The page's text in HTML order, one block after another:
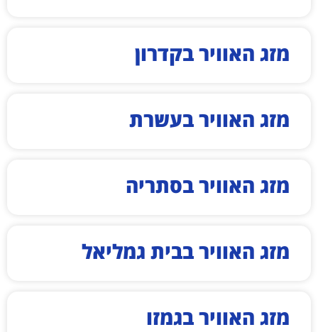
מזג האוויר בקדרון
מזג האוויר בעשרת
מזג האוויר בסתריה
מזג האוויר בבית גמליאל
מזג האוויר בגמזו